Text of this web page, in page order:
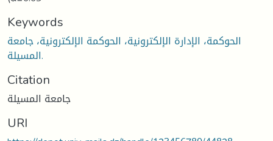
Keywords
الحوكمة، الإدارة الإلكترونية، الحوكمة الإلكترونية، جامعة
المسيلة.
Citation
جامعة المسيلة
URI